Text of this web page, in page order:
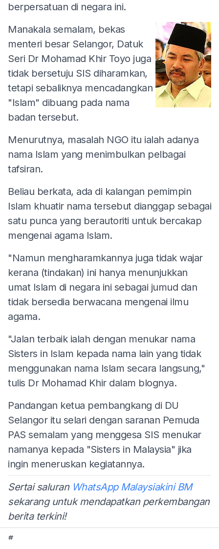
berpersatuan di negara ini.
Manakala semalam, bekas
menteri besar Selangor, Datuk
Seri Dr Mohamad Khir Toyo juga
tidak bersetuju SIS diharamkan,
tetapi sebaliknya mencadangkan
"Islam" dibuang pada nama
badan tersebut.
Menurutnya, masalah NGO itu ialah adanya
nama Islam yang menimbulkan pelbagai
tafsiran.
Beliau berkata, ada di kalangan pemimpin
Islam khuatir nama tersebut dianggap sebagai
satu punca yang berautoriti untuk bercakap
mengenai agama Islam.
"Namun mengharamkannya juga tidak wajar
kerana (tindakan) ini hanya menunjukkan
umat Islam di negara ini sebagai jumud dan
tidak bersedia berwacana mengenai ilmu
agama.
"Jalan terbaik ialah dengan menukar nama
Sisters in Islam kepada nama lain yang tidak
menggunakan nama Islam secara langsung,"
tulis Dr Mohamad Khir dalam blognya.
Pandangan ketua pembangkang di DU
Selangor itu selari dengan saranan Pemuda
PAS semalam yang menggesa SIS menukar
namanya kepada "Sisters in Malaysia" jika
ingin meneruskan kegiatannya.
Sertai saluran WhatsApp Malaysiakini BM
sekarang untuk mendapatkan perkembangan
berita terkini!
#